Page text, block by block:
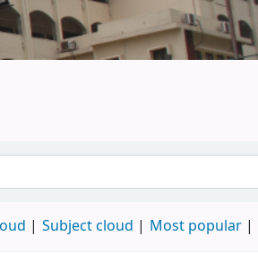
Subject cloud Most popular